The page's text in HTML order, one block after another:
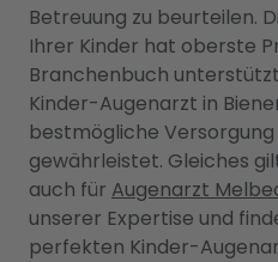
Betreuung zu beurteilen.
Ihrer Kinder hat oberste
Branchenbuch
Kinder-Augenarzt in
bestmögliche Versorgung
gewährleistet. Gleiches
auch für Augenarzt
unserer Expertise und
perfekten Kinder-